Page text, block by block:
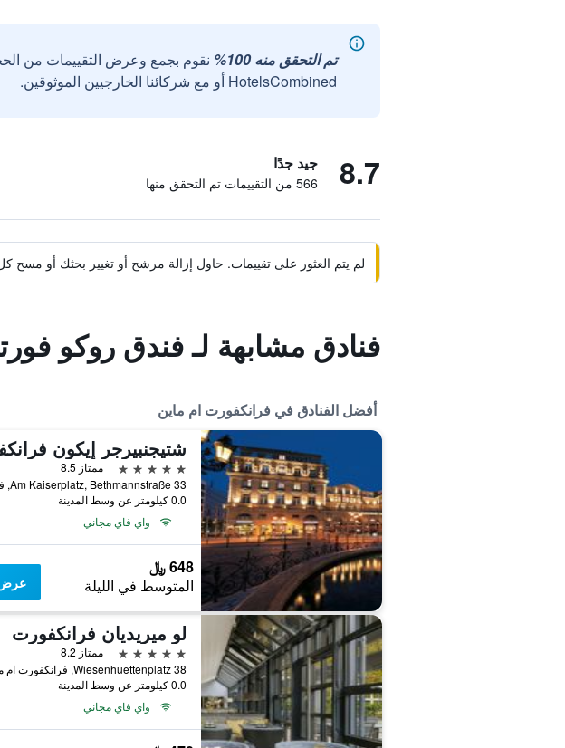
تم التحقق منه 100%
نقوم بجمع وعرض التقييمات من
HotelsCombined أو مع شركائنا الخارجيين الموثوقين.
8.7 جيد جدًا
566 من التقييمات تم التحقق منها
لم يتم العثور على تقييمات. حاول إزالة مرشح أو تغيير بحثك أو
فنادق مشابهة لـ فندق روكو
أفضل الفنادق في فرانكفورت ام ماين
5 نجوم
ممتاز 8.5
0.0 كيلومتر عن وسط المدينة
واي فاي مجاني
648 ﷼
المتوسط في الليلة عرض
لو ميريديان فرانكفورت
5 نجوم
ممتاز 8.2
0.0 كيلومتر عن وسط المدينة
واي فاي مجاني